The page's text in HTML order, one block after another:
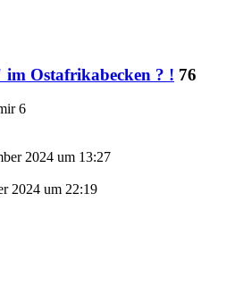
Ostafrikabecken ? ! 76
6
2024 um 13:27
2024 um 22:19